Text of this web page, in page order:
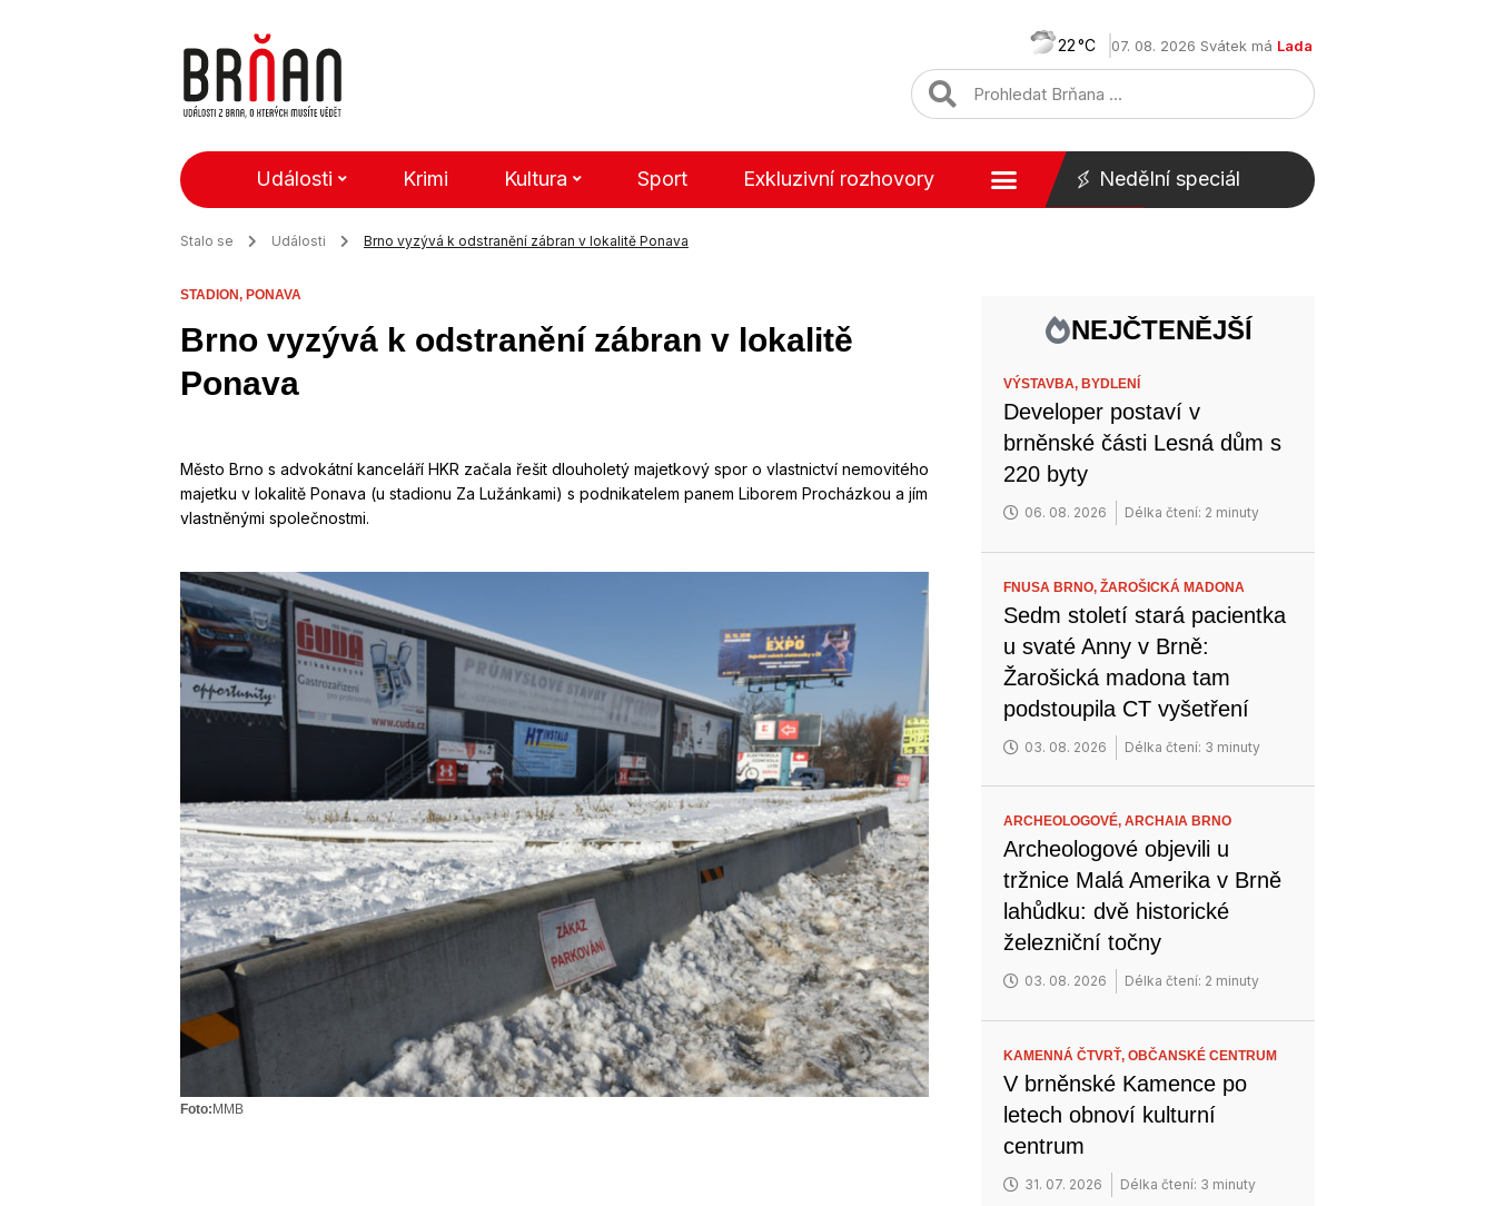
22 07. 08. 2026 Svátek má Lada
Události Krimi Kultura Sport Exkluzivní rozhovory Nedělní speciál
Stalo se Události Brno vyzývá k odstranění zábran v lokalitě Ponava
STADION, PONAVA
Brno vyzývá k odstranění zábran v lokalitě
Ponava
Město Brno s advokátní kanceláří HKR začala řešit dlouholetý majetkový spor o vlastnictví nemovitého
majetku v lokalitě Ponava (u stadionu Za Lužánkami) s podnikatelem panem Liborem Procházkou a jím
vlastněnými společnostmi.
Foto:MMB
NEJČTENĚJŠÍ
VÝSTAVBA, BYDLENÍ
Developer postaví v
brněnské části Lesná dům s
220 byty
06. 08. 2026 Délka čtení: 2 minuty
FNUSA BRNO,ŽAROŠICKÁ MADONA
Sedm století stará pacientka
u svaté Anny v Brně:
Žarošická madona tam
podstoupila CT vyšetření
03. 08. 2026 Délka čtení: 3 minuty
ARCHEOLOGOVÉ,ARCHAIA BRNO
Archeologové objevili u
tržnice Malá Amerika v Brně
lahůdku: dvě historické
železniční točny
03. 08. 2026 Délka čtení: 2 minuty
KAMENNÁ ČTVRŤ,OBČANSKÉ CENTRUM
V brněnské Kamence po
letech obnoví kulturní
centrum
31. 07. 2026 Délka čtení: 3 minuty